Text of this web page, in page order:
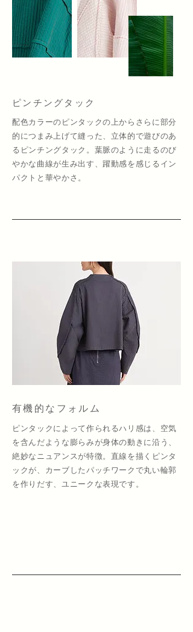
ピンチングタック
配色カラーのピンタックの上からさらに部分
的につまみ上げて縫った、立体的で遊びのあ
るピンチングタック。葉脈のように走るのび
やかな曲線が生み出す、躍動感を感じるイン
パクトと華やかさ。
有機的なフォルム
ピンタックによって作られるハリ感は、空気
を含んだような膨らみが身体の動きに沿う、
絶妙なニュアンスが特徴。直線を描くピンタ
ックが、カーブしたパッチワークで丸い輪郭
を作りだす、ユニークな表現です。